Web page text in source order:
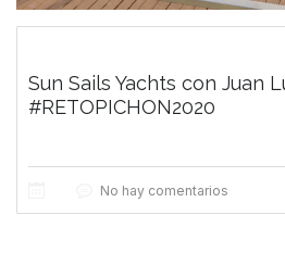
Sun Sails Yachts con Juan
#RETOPICHON2020
No hay comentarios